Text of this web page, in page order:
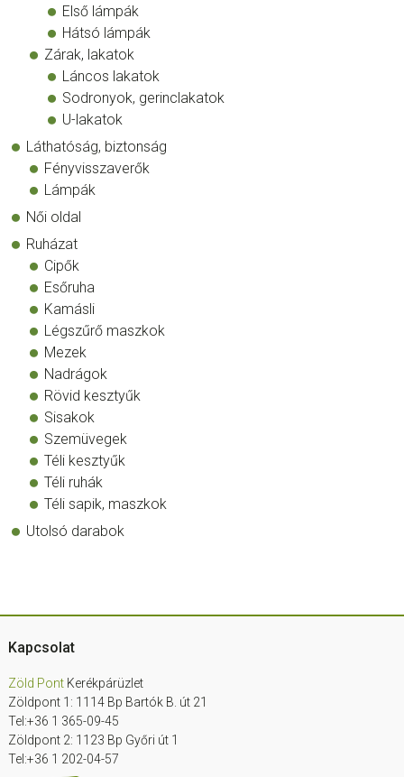
Első lámpák
Hátsó lámpák
Zárak, lakatok
Láncos lakatok
Sodronyok, gerinclakatok
U-lakatok
Láthatóság, biztonság
Fényvisszaverők
Lámpák
Női oldal
Ruházat
Cipők
Esőruha
Kamásli
Légszűrő maszkok
Mezek
Nadrágok
Rövid kesztyűk
Sisakok
Szemüvegek
Téli kesztyűk
Téli ruhák
Téli sapik, maszkok
Utolsó darabok
Footer
Kapcsolat
Zöld PontKerékpárüzlet
Zöldpont 1: 1114 Bp Bartók B. út 21
Tel:+36 1 365-09-45
Zöldpont 2: 1123 Bp Győri út 1
Tel:+36 1 202-04-57